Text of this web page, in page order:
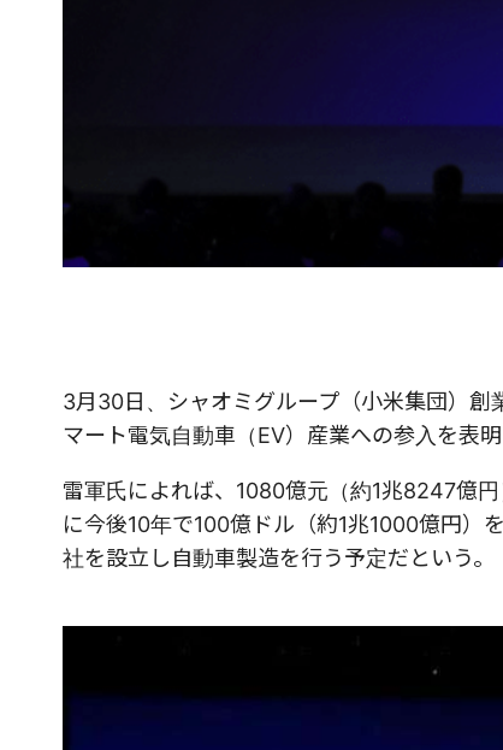
3月30日、シャオミグループ（小米集団）創
マート電気自動車（EV）産業への参入を表明
雷軍氏によれば、1080億元（約1兆8247億
に今後10年で100億ドル（約1兆1000億円）
社を設立し自動車製造を行う予定だという。